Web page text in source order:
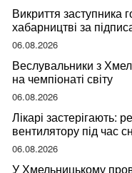
Викриття заступника
хабарництві за
06.08.2026
Веслувальники з
на чемпіонаті світу
06.08.2026
Лікарі застерігають:
вентилятору під час
ваше здоров’я
06.08.2026
У Хмельницькому